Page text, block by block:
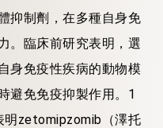
抑制劑，在多種自身免
。臨床前研究表明，選
身免疫性疾病的動物模
避免免疫抑製作用。1
明zetomipzomib（澤托